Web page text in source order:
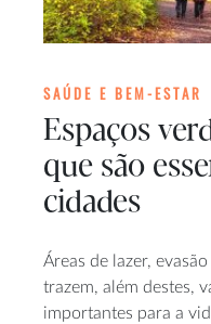
SAÚDE E BEM-ESTAR
Espaços
que são
cidades
Áreas de lazer,
trazem, além destes,
importantes para a